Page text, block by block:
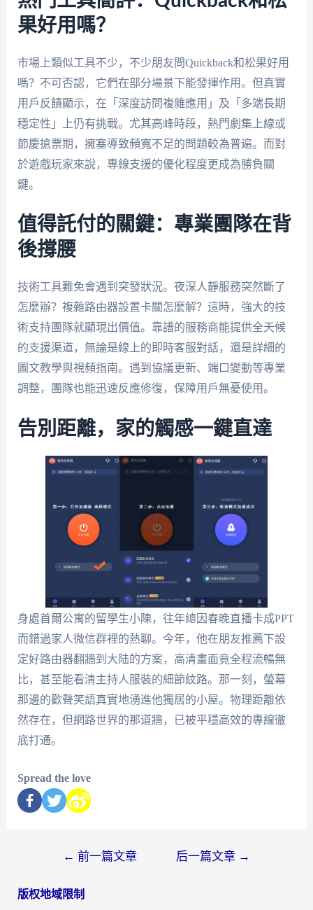
果好用嗎？
市場上類似工具不少，不少朋友問Quickback和松果好用
嗎？不可否認，它們在部分場景下能發揮作用。但真實
用戶反饋顯示，在「深度訪問複雜應用」及「多端長期
穩定性」上仍有挑戰。尤其高峰時段，熱門劇集上線或
節慶搶票期，擁塞導致頻寬不足的問題較為普遍。而對
於遊戲玩家來說，專線支援的優化程度更成為勝負關
鍵。
值得託付的關鍵：專業團隊在背
後撐腰
技術工具難免會遇到突發狀況。夜深人靜服務突然斷了
怎麼辦？複雜路由器設置卡關怎麼解？這時，強大的技
術支持團隊就顯現出價值。靠譜的服務商能提供全天候
的支援渠道，無論是線上的即時客服對話，還是詳細的
圖文教學與視頻指南。遇到協議更新、端口變動等專業
調整，團隊也能迅速反應修復，保障用戶無憂使用。
告別距離，家的觸感一鍵直達
身處首爾公寓的留學生小陳，往年總因春晚直播卡成PPT
而錯過家人微信群裡的熱聊。今年，他在朋友推薦下設
定好路由器翻牆到大陆的方案，高清畫面竟全程流暢無
比，甚至能看清主持人服裝的細節紋路。那一刻，螢幕
那邊的歡聲笑語真實地湧進他獨居的小屋。物理距離依
然存在，但網路世界的那道牆，已被平穩高效的專線徹
底打通。
Spread the love
← 前一篇文章 后一篇文章 →
版权地域限制